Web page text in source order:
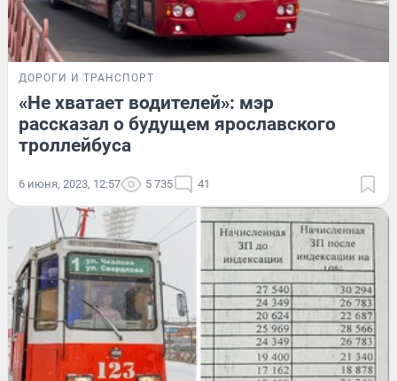
ДОРОГИ И ТРАНСПОРТ
«Не хватает водителей»: мэр
рассказал о будущем ярославского
троллейбуса
6 июня, 2023, 12:57 5 735 41